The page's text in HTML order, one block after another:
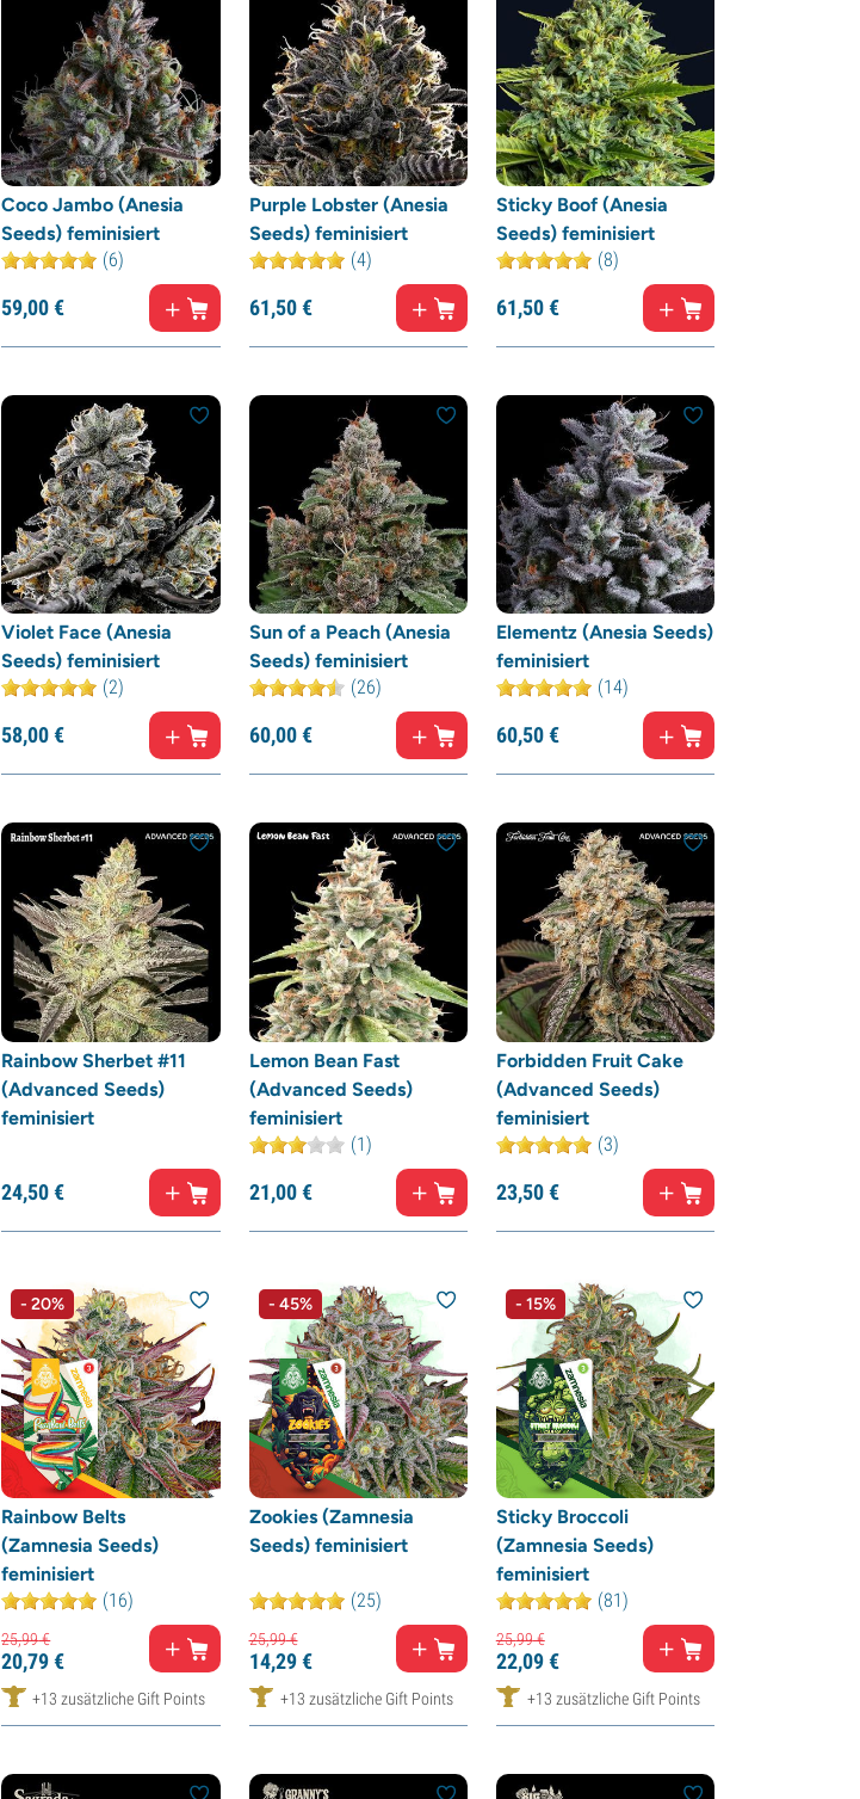
Coco Jambo (Anesia
Seeds) feminisiert
(6)
59,00€
Purple Lobster (Anesia
Seeds) feminisiert
(4)
61,50€
Sticky Boof (Anesia
Seeds) feminisiert
(8)
61,50€
Violet Face (Anesia
Seeds) feminisiert
(2)
58,00€
Sun of a Peach (Anesia
Seeds) feminisiert
(26)
60,00€
Elementz (Anesia Seeds)
feminisiert
(14)
60,50€
Rainbow Sherbet #11
(Advanced Seeds)
feminisiert
24,50€
Lemon Bean Fast
(Advanced Seeds)
feminisiert
(1)
21,00€
Forbidden Fruit Cake
(Advanced Seeds)
feminisiert
(3)
23,50€
- 20%
Rainbow Belts
(Zamnesia Seeds)
feminisiert
(16)
25,99€
20,79€
+13 zusätzliche Gift Points
- 45%
Zookies (Zamnesia
Seeds) feminisiert
(25)
25,99€
14,29€
+13 zusätzliche Gift Points
- 15%
Sticky Broccoli
(Zamnesia Seeds)
feminisiert
(81)
25,99€
22,09€
+13 zusätzliche Gift Points